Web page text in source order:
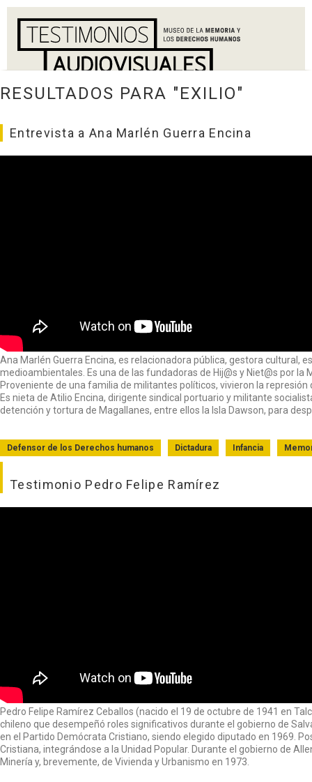
RESULTADOS PARA "EXILIO"
Entrevista a Ana Marlén Guerra Encina
Ana Marlén Guerra Encina, es relacionadora pública, gestora cultural,
medioambientales. Es una de las fundadoras de Hij@s y Niet@s por la
Proveniente de una familia de militantes políticos, vivieron la represión
Es nieta de Atilio Encina, dirigente sindical portuario y militante
detención y tortura de Magallanes, entre ellos la Isla Dawson, para
Defensor de los Derechos humanos Dictadura Infancia
Testimonio Pedro Felipe Ramírez
​Pedro Felipe Ramírez Ceballos (nacido el 19 de octubre de 1941 en
chileno que desempeñó roles significativos durante el gobierno de
en el Partido Demócrata Cristiano, siendo elegido diputado en 1969.
Cristiana, integrándose a la Unidad Popular. Durante el gobierno de
Minería y, brevemente, de Vivienda y Urbanismo en 1973.